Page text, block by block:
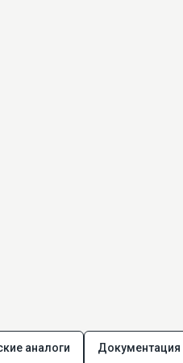
аналоги Документация